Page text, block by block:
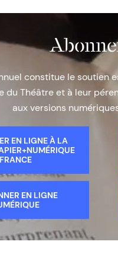
constitue le soutien
du Théâtre et à leur
aux versions
EN LIGNE À LA
FRANCE
EN LIGNE